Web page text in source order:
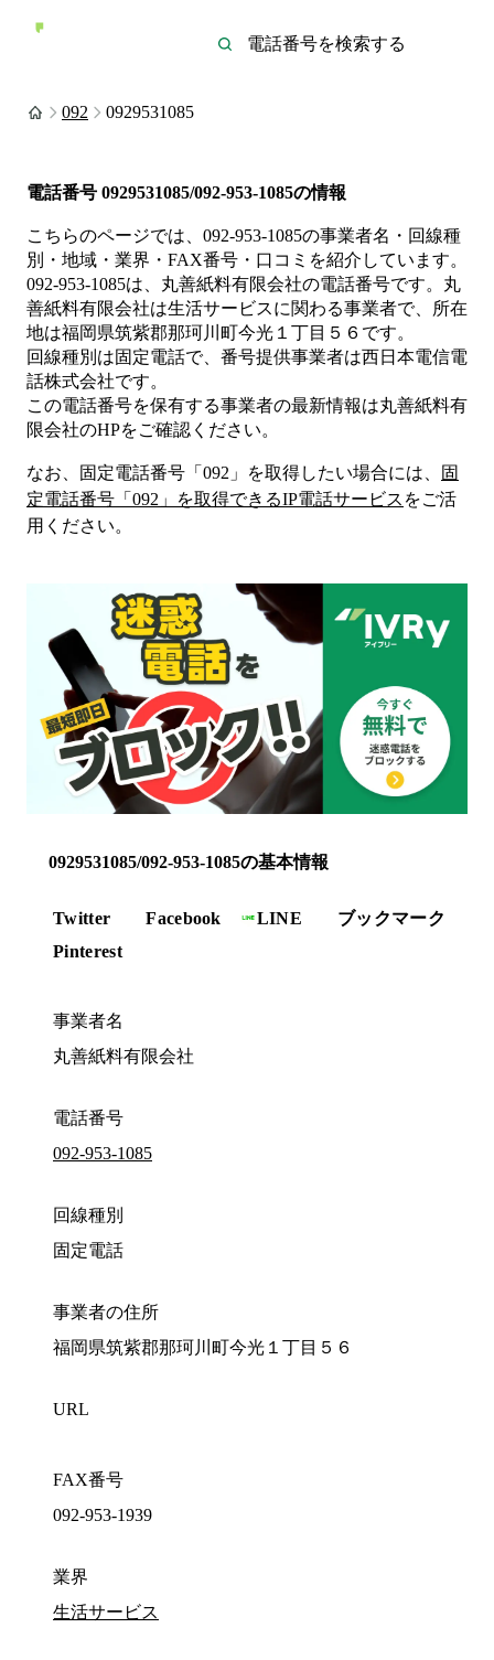
092 0929531085
電話番号 0929531085/092-953-1085の情報
こちらのページでは、 092-953-1085の事業者名・回線種
別・地域・業界・FAX番号・口コミを紹介しています。
092-953-1085は、 丸善紙料有限会社の電話番号です。 丸
善紙料有限会社は生活サービスに関わる事業者で、所在
地は福岡県筑紫郡那珂川町今光１丁目５６ です。
回線種別は固定電話で、番号提供事業者は西日本電信電
話株式会社です。
この電話番号を保有する事業者の最新情報は丸善紙料有
限会社のHPをご確認ください。
なお、固定電話番号「 092 」を取得したい場合には、
固
定電話番号「 092 」を取得できるIP電話サービス をご活
用ください。
0929531085/092-953-1085の基本情報
Twitter Facebook LINE
ブックマーク
Pinterest
事業者名
丸善紙料有限会社
電話番号
092-953-1085
回線種別
固定電話
事業者の住所
福岡県筑紫郡那珂川町今光１丁目５６
URL
FAX番号
092-953-1939
業界
生活サービス